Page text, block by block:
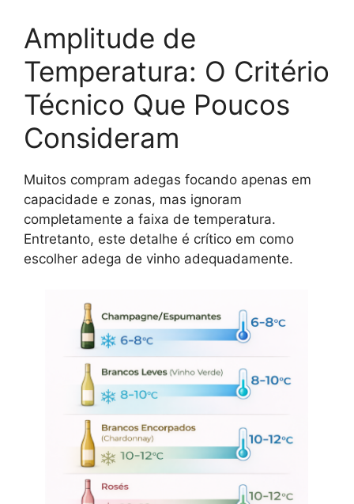
Amplitude de
Temperatura: O Critério
Técnico Que Poucos
Consideram
Muitos compram adegas focando apenas em
capacidade e zonas, mas ignoram
completamente a faixa de temperatura.
Entretanto, este detalhe é crítico em como
escolher adega de vinho adequadamente.